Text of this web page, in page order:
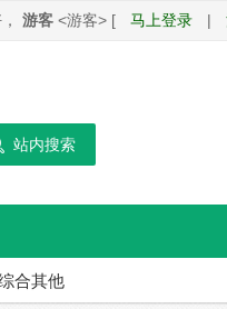
游客 <游客> [ 马上登录 |
站内搜索
合其他